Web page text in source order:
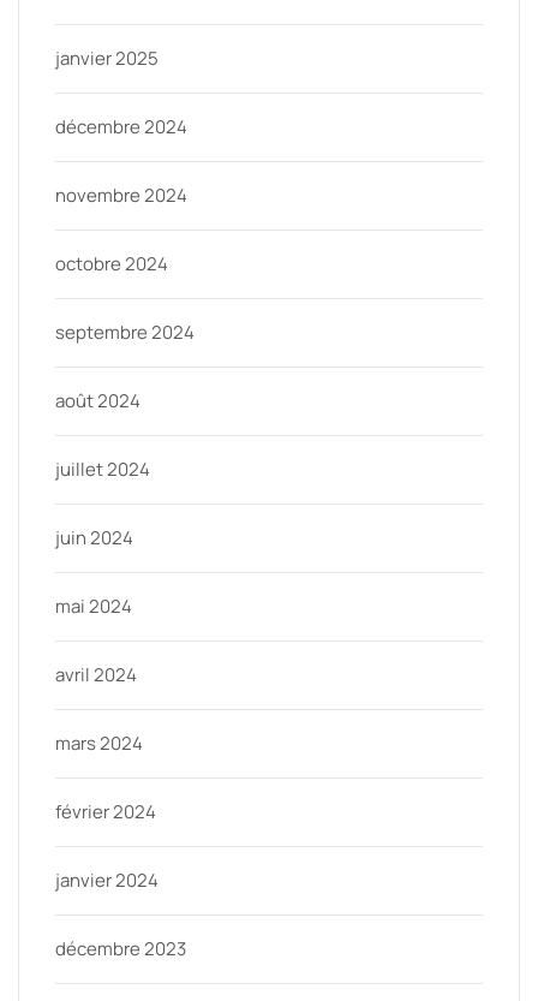
janvier 2025
décembre 2024
novembre 2024
octobre 2024
septembre 2024
août 2024
juillet 2024
juin 2024
mai 2024
avril 2024
mars 2024
février 2024
janvier 2024
décembre 2023